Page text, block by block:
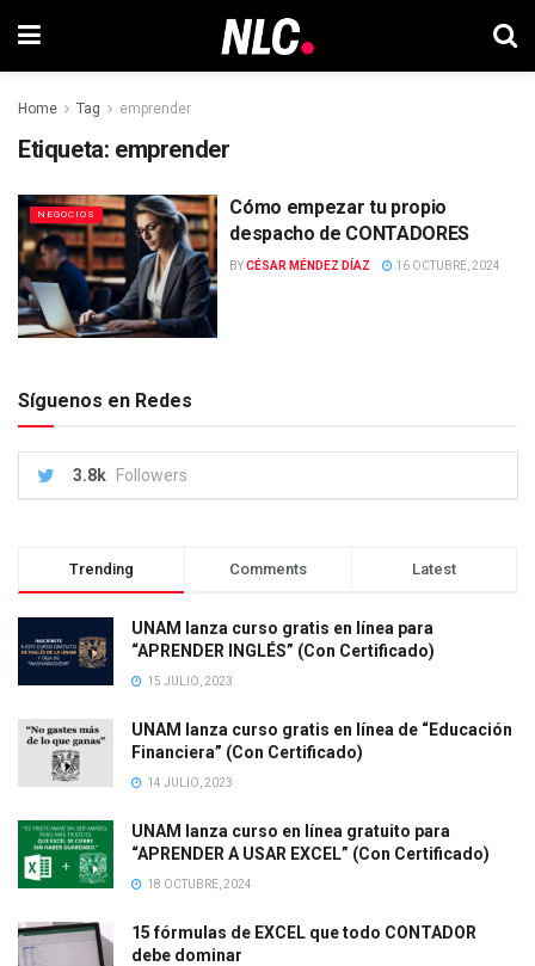
Home Tag emprender
Etiqueta: emprender
NEGOCIOS
Cómo empezar tu propio
despacho de CONTADORES
BYCÉSAR MÉNDEZ DÍAZ 16 OCTUBRE, 2024
Síguenos en Redes
3.8k Followers
Trending Comments Latest
UNAM lanza curso gratis en línea para
“APRENDER INGLÉS” (Con Certificado)
15 JULIO, 2023
UNAM lanza curso gratis en línea de “Educación
Financiera” (Con Certificado)
14 JULIO, 2023
UNAM lanza curso en línea gratuito para
“APRENDER A USAR EXCEL” (Con Certificado)
18 OCTUBRE, 2024
15 fórmulas de EXCEL que todo CONTADOR
debe dominar